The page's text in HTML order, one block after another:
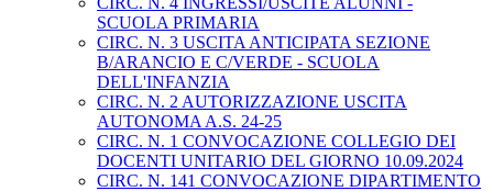
SCUOLA PRIMARIA
CIRC. N. 3 USCITA ANTICIPATA SEZIONE
B/ARANCIO E C/VERDE - SCUOLA
DELL'INFANZIA
CIRC. N. 2 AUTORIZZAZIONE USCITA
AUTONOMA A.S. 24-25
CIRC. N. 1 CONVOCAZIONE COLLEGIO DEI
DOCENTI UNITARIO DEL GIORNO 10.09.2024
CIRC. N. 141 CONVOCAZIONE DIPARTIMENTO